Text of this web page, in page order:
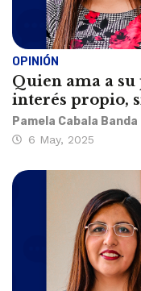
OPINIÓN
Quien ama a
interés propio,
Pamela Cabala Banda
6 May, 2025